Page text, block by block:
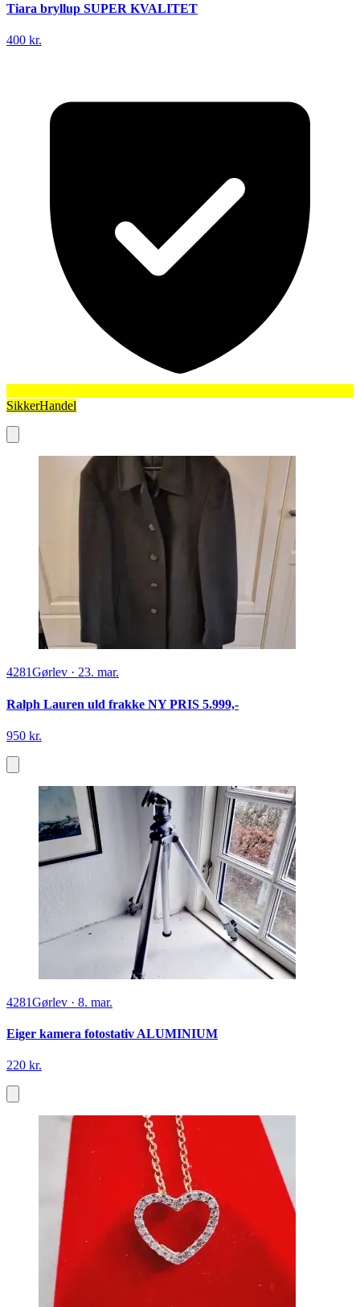
Tiara bryllup SUPER KVALITET
400 kr.
SikkerHandel
4281Gørlev · 23. mar.
Ralph Lauren uld frakke NY PRIS 5.999,-
950 kr.
4281Gørlev · 8. mar.
Eiger kamera fotostativ ALUMINIUM
220 kr.